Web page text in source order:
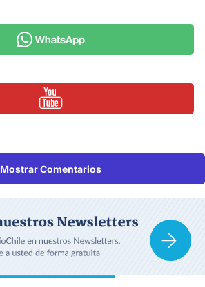
Mostrar Comentarios